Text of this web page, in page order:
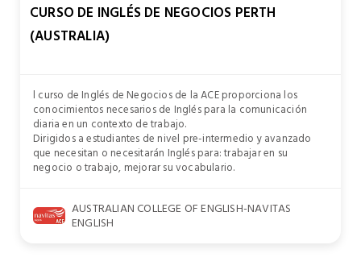
CURSO DE INGLÉS DE NEGOCIOS PERTH
(AUSTRALIA)
l curso de Inglés de Negocios de la ACE proporciona los
conocimientos necesarios de Inglés para la comunicación
diaria en un contexto de trabajo.
Dirigidos a estudiantes de nivel pre-intermedio y avanzado
que necesitan o necesitarán Inglés para: trabajar en su
negocio o trabajo, mejorar su vocabulario.
AUSTRALIAN COLLEGE OF ENGLISH-NAVITAS
ENGLISH